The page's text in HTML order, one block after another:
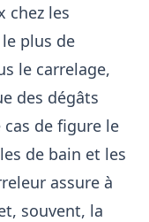
chez les
plus de
le carrelage,
des dégâts
de figure le
de bain et les
assure à
souvent, la